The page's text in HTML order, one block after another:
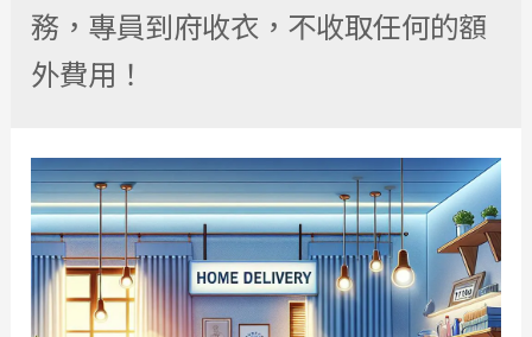
務，專員到府收衣，不收取任何的額
外費用！